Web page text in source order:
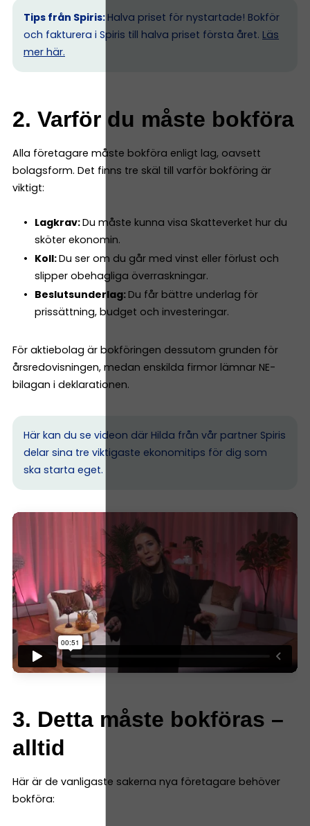
Tips från Spiris: Halva priset för nystartade! Bokför
och fakturera i Spiris till halva priset första året. Läs
mer här.
2. Varför du måste bokföra
Alla företagare måste bokföra enligt lag, oavsett
bolagsform. Det finns tre skäl till varför bokföring är
viktigt:
Lagkrav:Du måste kunna visa Skatteverket hur du
sköter ekonomin.
Koll:Du ser om du går med vinst eller förlust och
slipper obehagliga överraskningar.
Beslutsunderlag: Du får bättre underlag för
prissättning, budget och investeringar.
För aktiebolag är bokföringen dessutom grunden för
årsredovisningen, medan enskilda firmor lämnar NE-
bilagan i deklarationen.
Här kan du se videon där Hilda från vår partner Spiris
delar sina tre viktigaste ekonomitips för dig som
ska starta eget.
3. Detta måste bokföras –
alltid
Här är de vanligaste sakerna nya företagare behöver
bokföra: